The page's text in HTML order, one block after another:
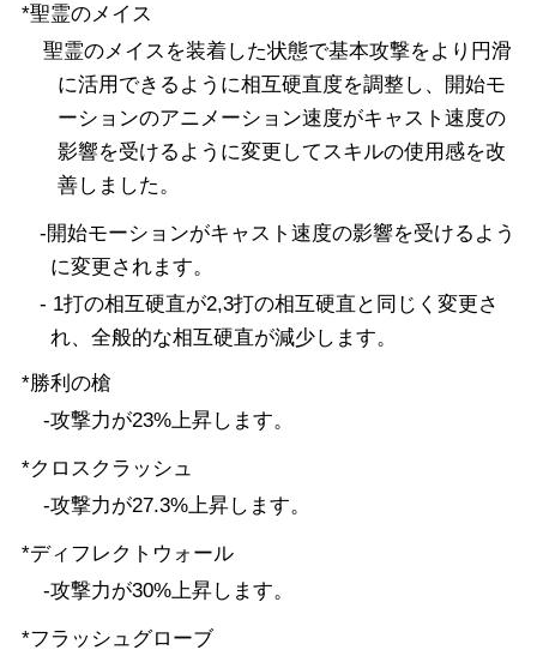
*聖霊のメイス
聖霊のメイスを装着した状態で基本攻撃をより円滑
に活用できるように相互硬直度を調整し、開始モ
ーションのアニメーション速度がキャスト速度の
影響を受けるように変更してスキルの使用感を改
善しました。
-開始モーションがキャスト速度の影響を受けるよう
に変更されます。
- 1打の相互硬直が2,3打の相互硬直と同じく変更さ
れ、全般的な相互硬直が減少します。
*勝利の槍
-攻撃力が23%上昇します。
*クロスクラッシュ
-攻撃力が27.3%上昇します。
*ディフレクトウォール
-攻撃力が30%上昇します。
*フラッシュグローブ